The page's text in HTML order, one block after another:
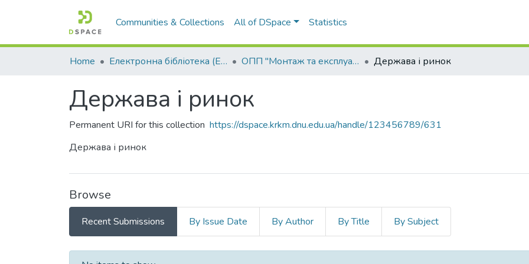
Communities & Collections All of DSpace Statistics
Home Електронна бібліотека (E-Book) ОПП "Монтаж та експлуатація електроустаткування підприємств та цивільних споруд" Держава і ринок
Держава і ринок
Permanent URI for this collection https://dspace.krkm.dnu.edu.ua/handle/123456789/631
Держава і ринок
Browse
Recent Submissions By Issue Date By Author By Title By Subject
Recent Submissions